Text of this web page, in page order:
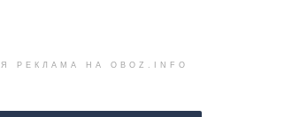
РЕКЛАМА НА OBOZ.INFO